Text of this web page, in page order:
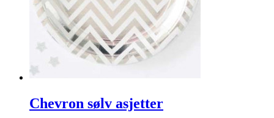
Chevron sølv asjetter